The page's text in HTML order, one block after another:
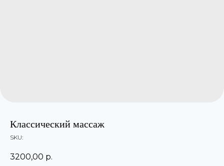
Классический массаж
SKU:
3200,00 р.